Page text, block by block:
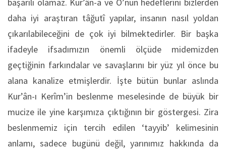
daha iyi araştıran tâğutî yapılar, insanın nasıl yoldan
çıkarılabileceğini de çok iyi bilmektedirler. Bir başka
ifadeyle ifsadımızın önemli ölçüde midemizden
geçtiğinin farkındalar ve savaşlarını bir yüz yıl önce bu
alana kanalize etmişlerdir. İşte bütün bunlar aslında
Kur’ân-ı Kerîm’in beslenme meselesinde de büyük bir
mucize ile yine karşımıza çıktığının bir göstergesi. Zira
beslenmemiz için tercih edilen ‘tayyib’ kelimesinin
anlamı, sadece bugünü değil, yarınımız hakkında da